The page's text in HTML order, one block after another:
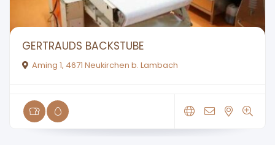
GERTRAUDS BACKSTUBE
Aming 1, 4671 Neukirchen b. Lambach